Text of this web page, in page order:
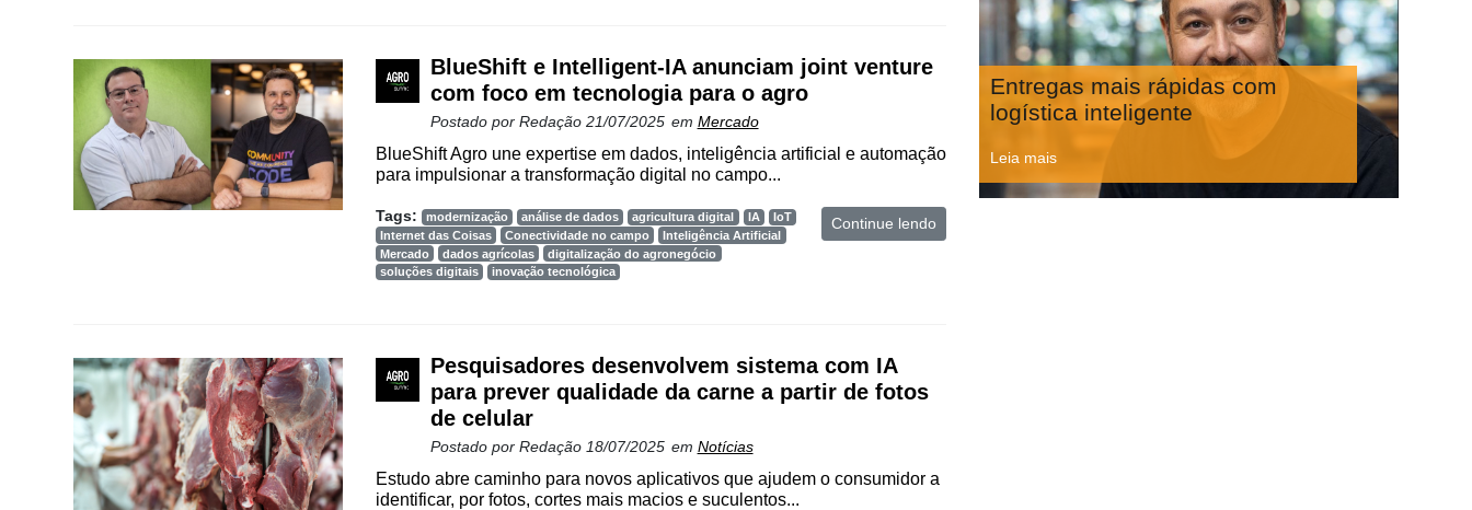
BlueShift e Intelligent-IA anunciam joint venture
com foco em tecnologia para o agro
Postado por Redação 21/07/2025 em Mercado
BlueShift Agro une expertise em dados, inteligência artificial e automação
para impulsionar a transformação digital no campo...
Tags: modernização análise de dados agricultura digital IA
IoT
Internet das Coisas
Conectividade no campo
Inteligência Artificial
Mercado
dados agrícolas
digitalização do agronegócio
soluções digitais
inovação tecnológica
Continue lendo
Pesquisadores desenvolvem sistema com IA
para prever qualidade da carne a partir de fotos
de celular
Postado por Redação 18/07/2025 em Notícias
Estudo abre caminho para novos aplicativos que ajudem o consumidor a
identificar, por fotos, cortes mais macios e suculentos...
Entregas mais rápidas com
logística inteligente
Leia mais